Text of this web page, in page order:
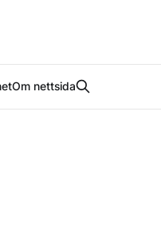
Om nettsida